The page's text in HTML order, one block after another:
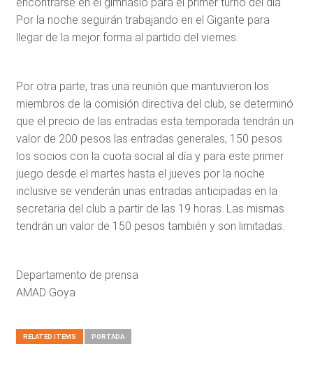
Por la noche seguirán trabajando en el Gigante para
llegar de la mejor forma al partido del viernes.
Por otra parte, tras una reunión que mantuvieron los
miembros de la comisión directiva del club, se determinó
que el precio de las entradas esta temporada tendrán un
valor de 200 pesos las entradas generales, 150 pesos
los socios con la cuota social al día y para este primer
juego desde el martes hasta el jueves por la noche
inclusive se venderán unas entradas anticipadas en la
secretaria del club a partir de las 19 horas. Las mismas
tendrán un valor de 150 pesos también y son limitadas.
Departamento de prensa
AMAD Goya
RELATED ITEMS PORTADA